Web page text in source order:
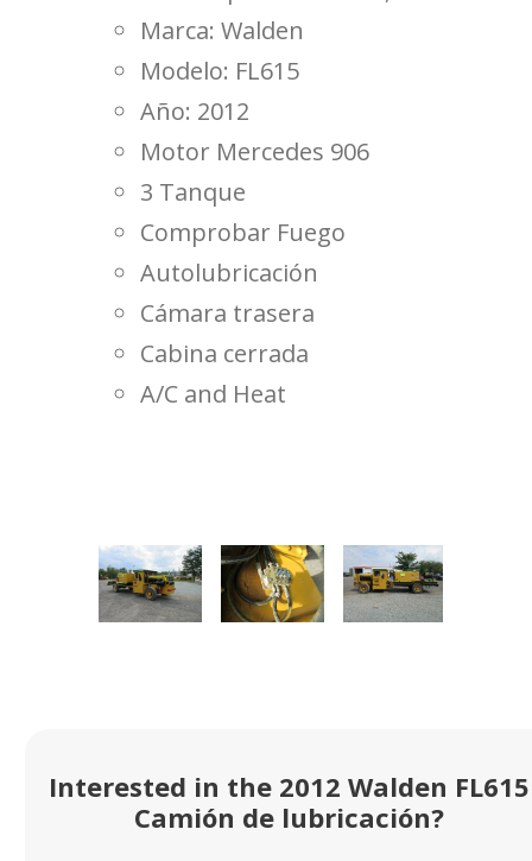
Marca: Walden
Modelo: FL615
Año: 2012
Motor Mercedes 906
3 Tanque
Comprobar Fuego
Autolubricación
Cámara trasera
Cabina cerrada
A/C and Heat
Interested in the 2012 Walden FL615
Camión de lubricación?